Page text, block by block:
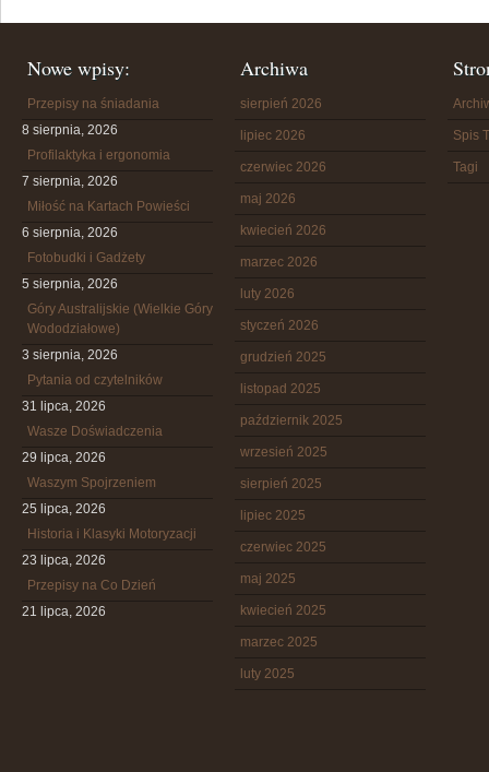
Nowe wpisy:
Przepisy na śniadania
8 sierpnia, 2026
Profilaktyka i ergonomia
7 sierpnia, 2026
Miłość na Kartach Powieści
6 sierpnia, 2026
Fotobudki i Gadżety
5 sierpnia, 2026
Góry Australijskie (Wielkie Góry
Wododziałowe)
3 sierpnia, 2026
Pytania od czytelników
31 lipca, 2026
Wasze Doświadczenia
29 lipca, 2026
Waszym Spojrzeniem
25 lipca, 2026
Historia i Klasyki Motoryzacji
23 lipca, 2026
Przepisy na Co Dzień
21 lipca, 2026
Archiwa
sierpień 2026
lipiec 2026
czerwiec 2026
maj 2026
kwiecień 2026
marzec 2026
luty 2026
styczeń 2026
grudzień 2025
listopad 2025
październik 2025
wrzesień 2025
sierpień 2025
lipiec 2025
czerwiec 2025
maj 2025
kwiecień 2025
marzec 2025
luty 2025
Spis
Tagi